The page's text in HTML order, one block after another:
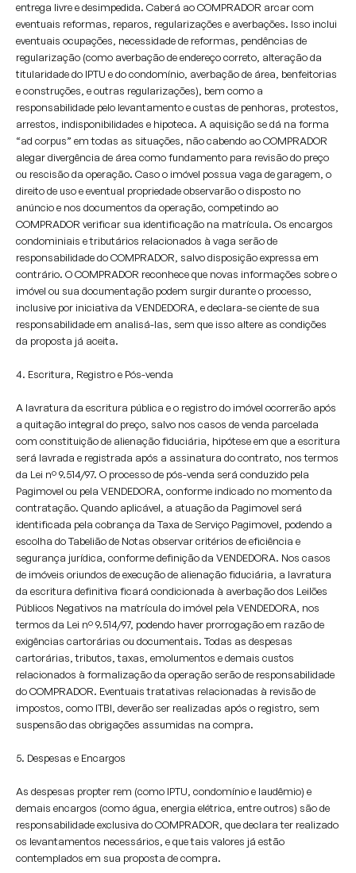
entrega livre e desimpedida. Caberá ao COMPRADOR arcar com
eventuais reformas, reparos, regularizações e averbações. Isso inclui
eventuais ocupações, necessidade de reformas, pendências de
regularização (como averbação de endereço correto, alteração da
titularidade do IPTU e do condomínio, averbação de área, benfeitorias
e construções, e outras regularizações), bem como a
responsabilidade pelo levantamento e custas de penhoras, protestos,
arrestos, indisponibilidades e hipoteca. A aquisição se dá na forma
“ad corpus” em todas as situações, não cabendo ao COMPRADOR
alegar divergência de área como fundamento para revisão do preço
ou rescisão da operação. Caso o imóvel possua vaga de garagem, o
direito de uso e eventual propriedade observarão o disposto no
anúncio e nos documentos da operação, competindo ao
COMPRADOR verificar sua identificação na matrícula. Os encargos
condominiais e tributários relacionados à vaga serão de
responsabilidade do COMPRADOR, salvo disposição expressa em
contrário. O COMPRADOR reconhece que novas informações sobre o
imóvel ou sua documentação podem surgir durante o processo,
inclusive por iniciativa da VENDEDORA, e declara-se ciente de sua
responsabilidade em analisá-las, sem que isso altere as condições
da proposta já aceita.
4. Escritura, Registro e Pós-venda
A lavratura da escritura pública e o registro do imóvel ocorrerão após
a quitação integral do preço, salvo nos casos de venda parcelada
com constituição de alienação fiduciária, hipótese em que a escritura
será lavrada e registrada após a assinatura do contrato, nos termos
da Lei nº 9.514/97. O processo de pós-venda será conduzido pela
Pagimovel ou pela VENDEDORA, conforme indicado no momento da
contratação. Quando aplicável, a atuação da Pagimovel será
identificada pela cobrança da Taxa de Serviço Pagimovel, podendo a
escolha do Tabelião de Notas observar critérios de eficiência e
segurança jurídica, conforme definição da VENDEDORA. Nos casos
de imóveis oriundos de execução de alienação fiduciária, a lavratura
da escritura definitiva ficará condicionada à averbação dos Leilões
Públicos Negativos na matrícula do imóvel pela VENDEDORA, nos
termos da Lei nº 9.514/97, podendo haver prorrogação em razão de
exigências cartorárias ou documentais. Todas as despesas
cartorárias, tributos, taxas, emolumentos e demais custos
relacionados à formalização da operação serão de responsabilidade
do COMPRADOR. Eventuais tratativas relacionadas à revisão de
impostos, como ITBI, deverão ser realizadas após o registro, sem
suspensão das obrigações assumidas na compra.
5. Despesas e Encargos
As despesas propter rem (como IPTU, condomínio e laudêmio) e
demais encargos (como água, energia elétrica, entre outros) são de
responsabilidade exclusiva do COMPRADOR, que declara ter realizado
os levantamentos necessários, e que tais valores já estão
contemplados em sua proposta de compra.